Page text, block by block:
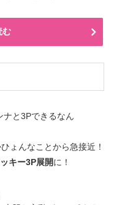
む
ナと3Pできるなん
ょんなことから急接近！
キー3P展開に！